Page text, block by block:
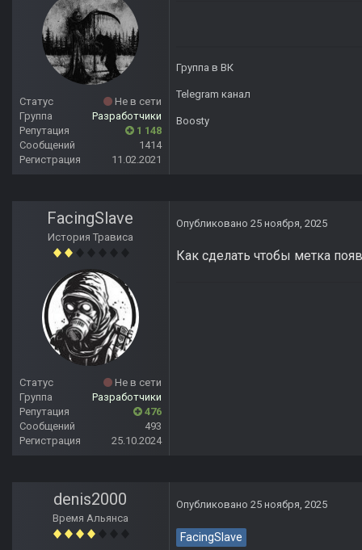
Статус
Не в сети
Группа
Разработчики
Репутация
1 148
Сообщений
1414
Регистрация
11.02.2021
Группа в ВК
Telegram канал
Boosty
FacingSlave
История Трависа
Статус
Не в сети
Группа
Разработчики
Репутация
476
Сообщений
493
Регистрация
25.10.2024
Опубликовано 25 ноября, 2025
Как сделать чтобы метка
denis2000
Время Альянса
Опубликовано 25 ноября, 2025
FacingSlave